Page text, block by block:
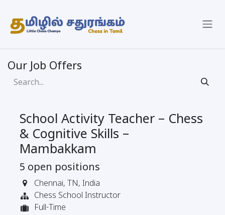
Our Job Offers
School Activity Teacher – Chess
& Cognitive Skills –
Mambakkam
5 open positions
Chennai, TN, India
Chess School Instructor
Full-Time